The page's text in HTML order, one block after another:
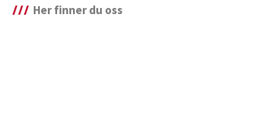
Her finner du oss